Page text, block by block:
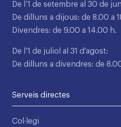
De l’1 de setembre al 30 de
De dilluns a dijous: de 8.00 a
Divendres: de 9.00 a 14.00 h.
De l’1 de juliol al 31 d’agost:
De dilluns a divendres: de
Serveis directes
Col·legi